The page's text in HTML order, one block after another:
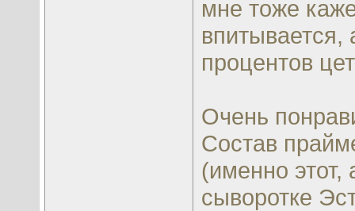
мне тоже
впитывается,
процентов
Очень
Состав
(именно
сыворотке